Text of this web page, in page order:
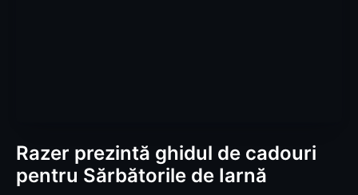
Razer prezintă ghidul de cadouri
pentru Sărbătorile de Iarnă